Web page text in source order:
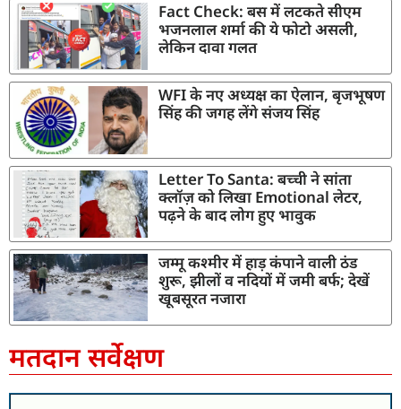
Fact Check: बस में लटकते सीएम
भजनलाल शर्मा की ये फोटो असली,
लेकिन दावा गलत
WFI के नए अध्यक्ष का ऐलान, बृजभूषण
सिंह की जगह लेंगे संजय सिंह
Letter To Santa: बच्ची ने सांता
क्लॉज़ को लिखा Emotional लेटर,
पढ़ने के बाद लोग हुए भावुक
जम्मू कश्मीर में हाड़ कंपाने वाली ठंड
शुरू, झीलों व नदियों में जमी बर्फ; देखें
खूबसूरत नजारा
मतदान सर्वेक्षण